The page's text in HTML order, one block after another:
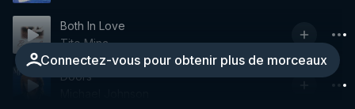
Connectez-vous pour obtenir plus de morceaux
Both In Love
Tito Mina
Doors